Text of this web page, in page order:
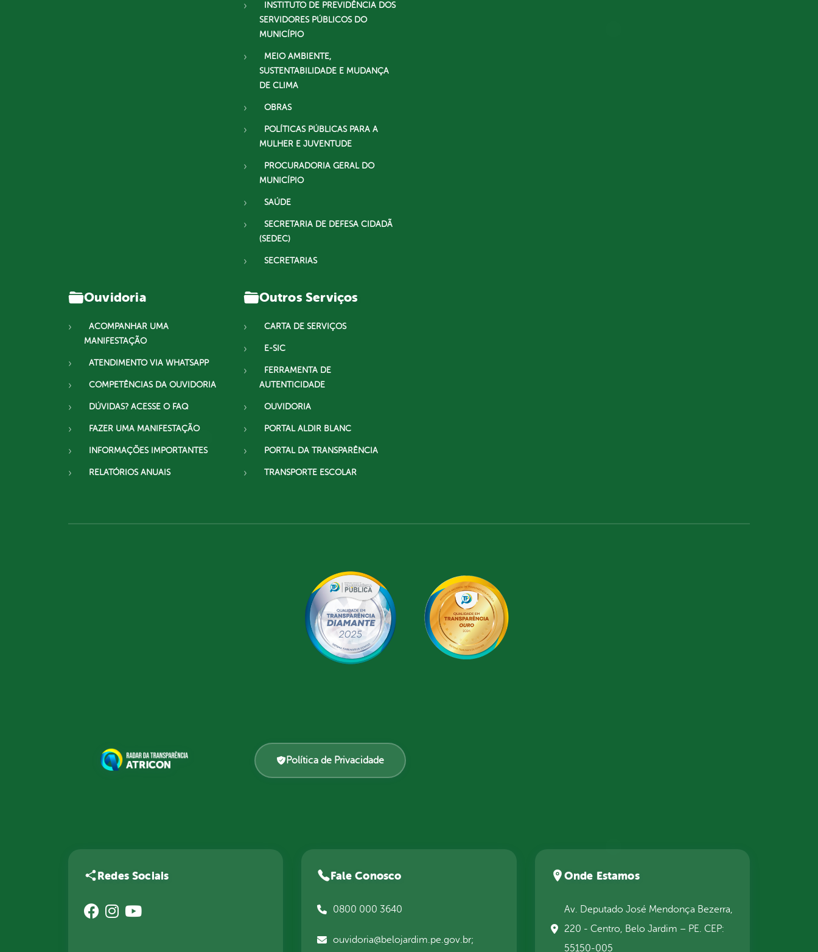
INSTITUTO DE PREVIDÊNCIA DOS
SERVIDORES PÚBLICOS DO
MUNICÍPIO
MEIO AMBIENTE,
SUSTENTABILIDADE E MUDANÇA
DE CLIMA
OBRAS
POLÍTICAS PÚBLICAS PARA A
MULHER E JUVENTUDE
PROCURADORIA GERAL DO
MUNICÍPIO
SAÚDE
SECRETARIA DE DEFESA CIDADÃ
(SEDEC)
SECRETARIAS
Ouvidoria
ACOMPANHAR UMA
MANIFESTAÇÃO
ATENDIMENTO VIA WHATSAPP
COMPETÊNCIAS DA OUVIDORIA
DÚVIDAS? ACESSE O FAQ
FAZER UMA MANIFESTAÇÃO
INFORMAÇÕES IMPORTANTES
RELATÓRIOS ANUAIS
Outros Serviços
CARTA DE SERVIÇOS
E-SIC
FERRAMENTA DE
AUTENTICIDADE
OUVIDORIA
PORTAL ALDIR BLANC
PORTAL DA TRANSPARÊNCIA
TRANSPORTE ESCOLAR
Política de Privacidade
Redes Sociais Fale Conosco
0800 000 3640
ouvidoria@belojardim.pe.gov.br;
Onde Estamos
Av. Deputado José Mendonça Bezerra,
220 - Centro, Belo Jardim – PE. CEP:
55150-005